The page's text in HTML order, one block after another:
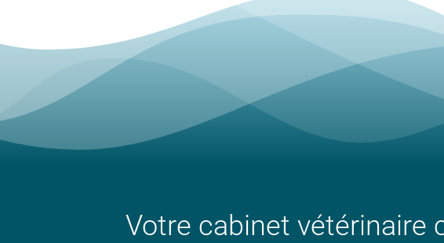
Votre cabinet vétérinaire